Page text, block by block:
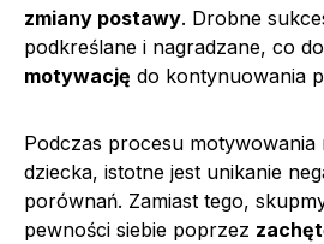
zmiany postawy. Drobne
podkreślane i nagradzane, co
motywację do kontynuowania
Podczas procesu motywowania
dziecka, istotne jest unikanie
porównań. Zamiast tego,
pewności siebie poprzez